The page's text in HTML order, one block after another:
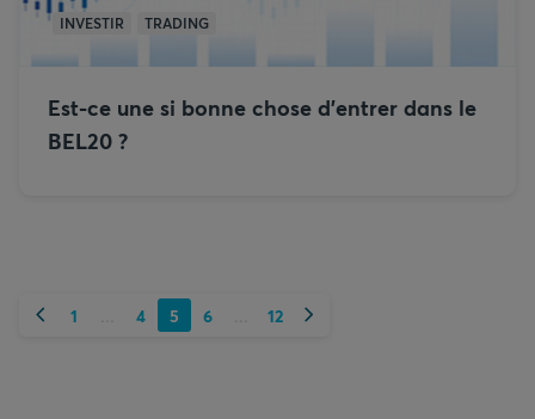
INVESTIR TRADING
Est-ce une si bonne chose d’entrer dans le
BEL20 ?
Précédent
1 4 5 6 12 Suivant